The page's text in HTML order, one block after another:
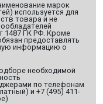
марок
используется для
товара и не
1487 ГК РФ. Кроме
предоставлять
информацию о
необходимой
по телефонам
и +7 (495) 411-